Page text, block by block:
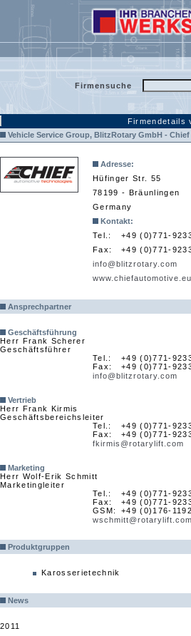
Firmensuche
Firmendetails
Vehicle Service Group, BlitzRotary GmbH - Chief
Adresse:
Hüfinger Str. 55
78199 - Bräunlingen
Germany
Kontakt:
Tel.:
+49 (0)771-
Fax:
+49 (0)771-
info@blitzrotary.com
www.chiefautomotive.eu
Ansprechpartner
Geschäftsführung
Herr Frank Scherer
Geschäftsführer
Tel.:
+49 (0)771-
Fax:
+49 (0)771-
info@blitzrotary.com
Vertrieb
Herr Frank Kirmis
Geschäftsbereichsleiter
Tel.:
+49 (0)771-
Fax:
+49 (0)771-
fkirmis@rotarylift.com
Marketing
Herr Wolf-Erik Schmitt
Marketingleiter
Tel.:
+49 (0)771-
Fax:
+49 (0)771-
GSM:
+49 (0)176-
Produktgruppen
Karosserietechnik
News
2011